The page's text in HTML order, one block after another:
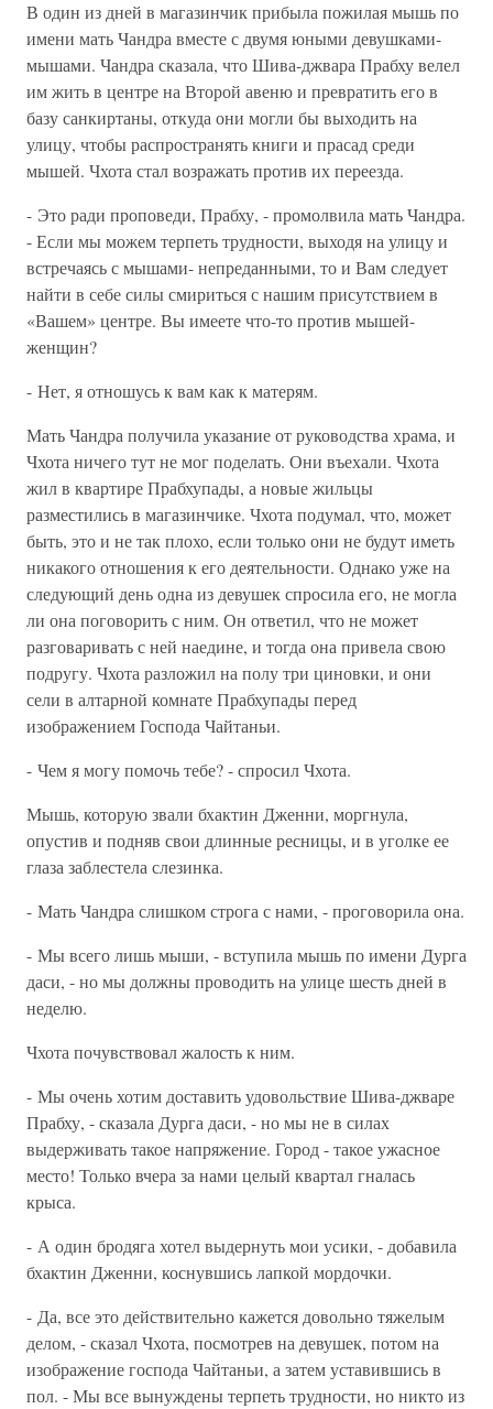
В один из дней в магазинчик прибыла пожилая мышь по
имени мать Чандра вместе с двумя юными девушками-
мышами. Чандра сказала, что Шива-джвара Прабху велел
им жить в центре на Второй авеню и превратить его в
базу санкиртаны, откуда они могли бы выходить на
улицу, чтобы распространять книги и прасад среди
мышей. Чхота стал возражать против их переезда.
- Это ради проповеди, Прабху, - промолвила мать Чандра.
- Если мы можем терпеть трудности, выходя на улицу и
встречаясь с мышами- непреданными, то и Вам следует
найти в себе силы смириться с нашим присутствием в
«Вашем» центре. Вы имеете что-то против мышей-
женщин?
- Нет, я отношусь к вам как к матерям.
Мать Чандра получила указание от руководства храма, и
Чхота ничего тут не мог поделать. Они въехали. Чхота
жил в квартире Прабхупады, а новые жильцы
разместились в магазинчике. Чхота подумал, что, может
быть, это и не так плохо, если только они не будут иметь
никакого отношения к его деятельности. Однако уже на
следующий день одна из девушек спросила его, не могла
ли она поговорить с ним. Он ответил, что не может
разговаривать с ней наедине, и тогда она привела свою
подругу. Чхота разложил на полу три циновки, и они
сели в алтарной комнате Прабхупады перед
изображением Господа Чайтаньи.
- Чем я могу помочь тебе? - спросил Чхота.
Мышь, которую звали бхактин Дженни, моргнула,
опустив и подняв свои длинные ресницы, и в уголке ее
глаза заблестела слезинка.
- Мать Чандра слишком строга с нами, - проговорила она.
- Мы всего лишь мыши, - вступила мышь по имени Дурга
даси, - но мы должны проводить на улице шесть дней в
неделю.
Чхота почувствовал жалость к ним.
- Мы очень хотим доставить удовольствие Шива-джваре
Прабху, - сказала Дурга даси, - но мы не в силах
выдерживать такое напряжение. Город - такое ужасное
место! Только вчера за нами целый квартал гналась
крыса.
- А один бродяга хотел выдернуть мои усики, - добавила
бхактин Дженни, коснувшись лапкой мордочки.
- Да, все это действительно кажется довольно тяжелым
делом, - сказал Чхота, посмотрев на девушек, потом на
изображение господа Чайтаньи, а затем уставившись в
пол. - Мы все вынуждены терпеть трудности, но никто из